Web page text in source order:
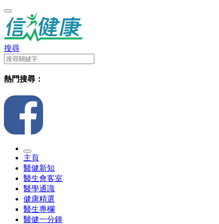
搜尋
熱門搜尋：
主頁
醫健新知
醫生會客室
醫學通識
健康精選
醫生專欄
醫健一分鐘